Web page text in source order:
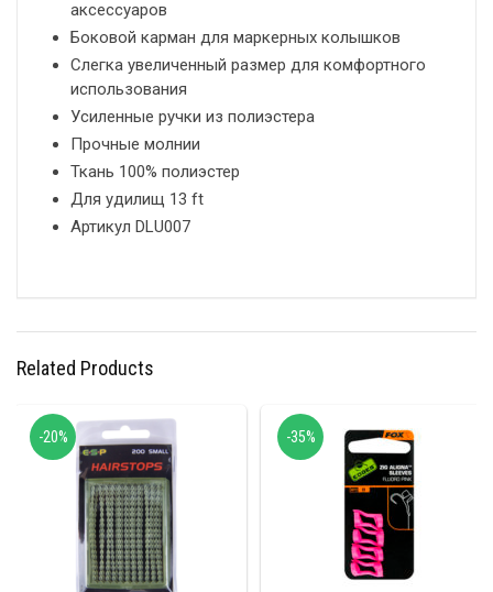
аксессуаров
Боковой карман для маркерных колышков
Слегка увеличенный размер для комфортного
использования
Усиленные ручки из полиэстера
Прочные молнии
Ткань 100% полиэстер
Для удилищ 13 ft
Артикул DLU007
Related Products
-20% -35%